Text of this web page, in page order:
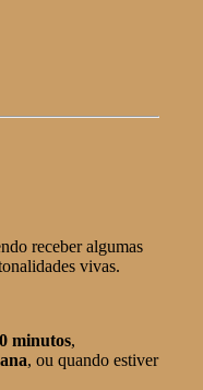
receber algumas
vivas.
minutos,
, ou quando estiver